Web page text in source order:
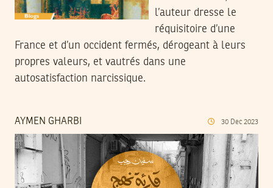
l’auteur dresse le
réquisitoire d’une
France et d’un occident fermés, dérogeant à leurs
propres valeurs, et vautrés dans une
autosatisfaction narcissique.
AYMEN GHARBI 30 Dec 2023